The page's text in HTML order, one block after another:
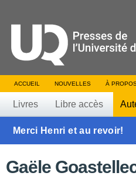
ACCUEIL NOUVELLES À
Livres Libre accès
Merci Henri et au revoir!
Gaële